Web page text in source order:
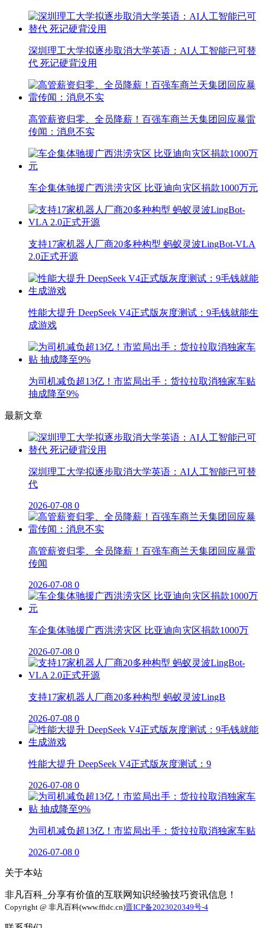
深圳理工大学拟逐步取消大学英语：AI人工智能已可替
代 死记硬背没用
高管薪资归零、全员降薪！百强车商兰天集团回应暴雷
传闻：消息不实
车企集体驰援广西洪涝灾区 比亚迪向灾区捐款1000万元
支持17家机器人厂商20多种构型 蚂蚁灵波LingBot-VLA
2.0正式开源
性能大提升 DeepSeek V4正式版灰度测试：9毛钱就能生
成游戏
为司机减负超13亿！市监局出手：货拉拉取消独家车贴
抽成降至9%
最新文章
深圳理工大学拟逐步取消大学英语：AI人工智能已可替
代
2026-07-08 0
高管薪资归零、全员降薪！百强车商兰天集团回应暴雷
传闻
2026-07-08 0
车企集体驰援广西洪涝灾区 比亚迪向灾区捐款1000万
2026-07-08 0
支持17家机器人厂商20多种构型 蚂蚁灵波LingB
2026-07-08 0
性能大提升 DeepSeek V4正式版灰度测试：9
2026-07-08 0
为司机减负超13亿！市监局出手：货拉拉取消独家车贴
2026-07-08 0
关于本站
非凡百科_分享有价值的互联网知识经验技巧资讯信息！
Copyright @ 非凡百科(www.ffidc.cn)晋ICP备2023020349号-4